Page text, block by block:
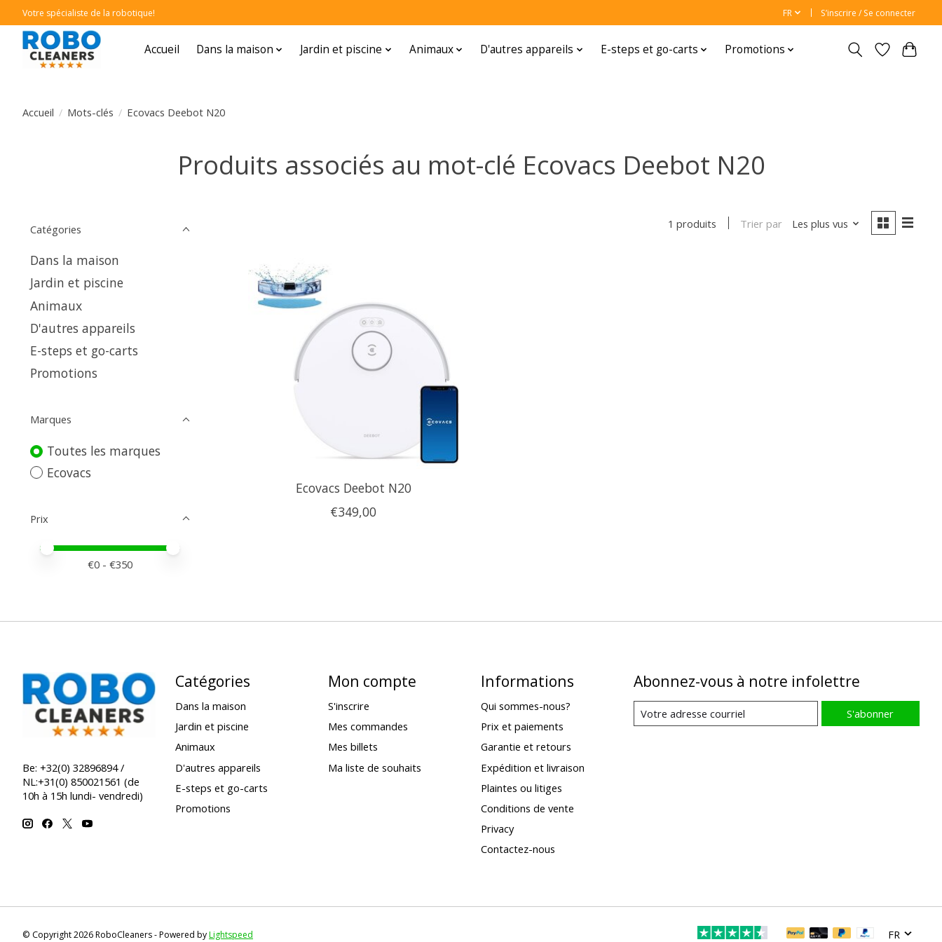
Votre spécialiste de la robotique! FR S’inscrire / Se connecter
Accueil Dans la maison Jardin et piscine Animaux D'autres appareils E-steps et go-carts Promotions
Accueil / Mots-clés / Ecovacs Deebot N20
Produits associés au mot-clé Ecovacs Deebot N20
Catégories
Dans la maison
Jardin et piscine
Animaux
D'autres appareils
E-steps et go-carts
Promotions
Marques
Toutes les marques
Ecovacs
Prix
Prix minimum
Price maximum value
€0 - €350
1 produits Trier par Les plus vus
Ecovacs Deebot N20
€349,00
Be: +32(0) 32896894 /
NL:+31(0) 850021561 (de
10h à 15h lundi- vendredi)
Catégories
Dans la maison
Jardin et piscine
Animaux
D'autres appareils
E-steps et go-carts
Promotions
Mon compte
S'inscrire
Mes commandes
Mes billets
Ma liste de souhaits
Informations
Qui sommes-nous?
Prix et paiements
Garantie et retours
Expédition et livraison
Plaintes ou litiges
Conditions de vente
Privacy
Contactez-nous
Abonnez-vous à notre infolettre
S'abonner
© Copyright 2026 RoboCleaners - Powered byLightspeed FR